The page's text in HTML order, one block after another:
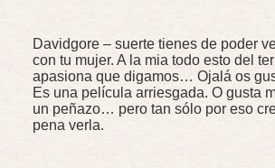
Davidgore – suerte tienes de poder
con tu mujer. A la mia todo esto del
apasiona que digamos… Ojalá os
Es una película arriesgada. O gusta
un peñazo… pero tan sólo por eso
pena verla.